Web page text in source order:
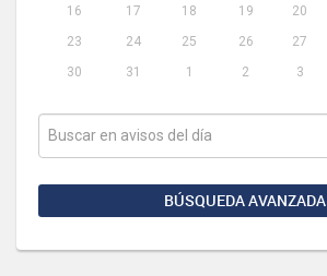
16
17 18 19 20
23
24 25 26 27
30
31 1 2 3
BÚSQUEDA AVANZADA